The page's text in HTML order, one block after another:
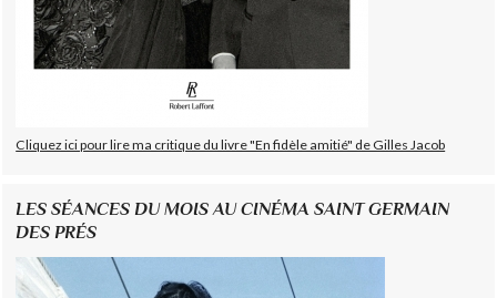
Cliquez ici pour lire ma critique du livre "En fidèle amitié" de Gilles Jacob
LES SÉANCES DU MOIS AU CINÉMA SAINT GERMAIN
DES PRÉS